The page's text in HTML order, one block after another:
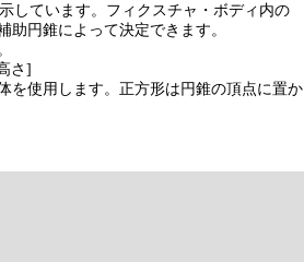
しています。フィクスチャ・ボディ内の
円錐によって決定できます。
さ]
を使用します。正方形は円錐の頂点に置か